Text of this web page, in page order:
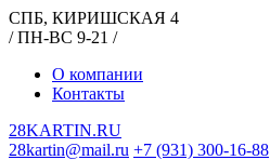
СПБ, КИРИШСКАЯ 4
/ ПН-ВС 9-21 /
О компании
Контакты
28KARTIN.RU
28kartin@mail.ru +7 (931) 300-16-88